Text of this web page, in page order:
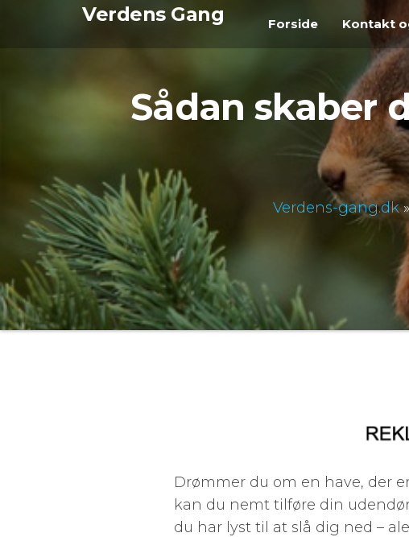
Verdens Gang Forside Kontakt
Sådan skaber
Verdens-gang.dk
Drømmer du om en have, der
kan du nemt tilføre din
du har lyst til at slå dig ned –